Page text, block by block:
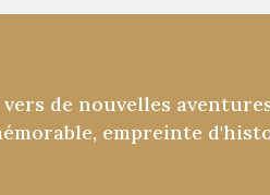
vers de nouvelles
empreinte